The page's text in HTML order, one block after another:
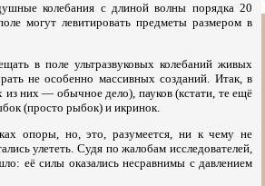
колебания с длиной волны порядка 20
могут левитировать предметы размером в
в поле ультразвуковых колебаний живых
не особенно массивных созданий. Итак, в
из них — обычное дело), пауков (кстати, те ещё
(просто рыбок) и икринок.
опоры, но, это, разумеется, ни к чему не
улететь. Судя по жалобам исследователей,
её силы оказались несравнимы с давлением